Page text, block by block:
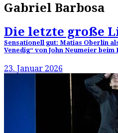
Gabriel Barbosa
Die letzte große
Sensationell gut: Matias Oberlin
Venedig“ von John Neumeier
23. Januar 2026